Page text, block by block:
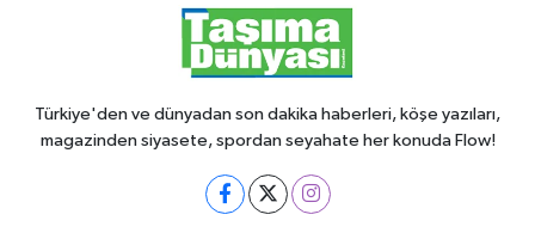
Türkiye'den ve dünyadan son dakika haberleri, köşe yazıları,
magazinden siyasete, spordan seyahate her konuda Flow!